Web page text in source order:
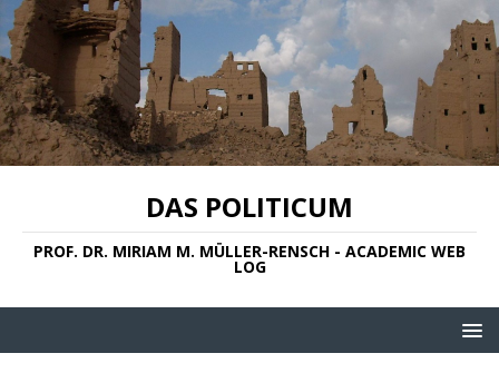
DAS POLITICUM
PROF. DR. MIRIAM M. MÜLLER-RENSCH - ACADEMIC WEB
LOG